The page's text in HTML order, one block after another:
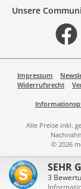
Unsere
Impressum
Widerrufsrecht
Alle Preise inkl.
© 2026
SEHR
3